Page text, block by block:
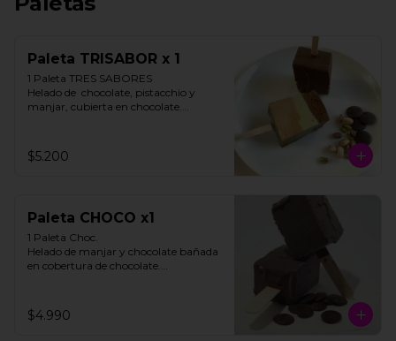
Paleta TRISABOR x 1
1 Paleta TRES SABORES
Helado de  chocolate, pistacchio y
manjar, cubierta en chocolate.
**FOTO REFERENCIAL**
$5.200
Paleta CHOCO x1
1 Paleta Choc.
Helado de manjar y chocolate bañada
en cobertura de chocolate.
$4.990